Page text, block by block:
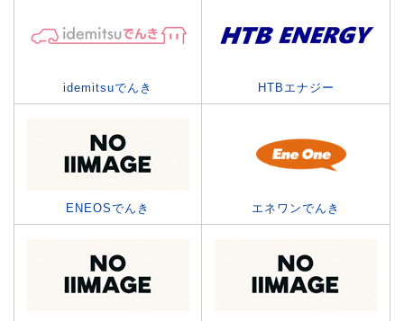
idemitsuでんき HTBエナジー
ENEOSでんき エネワンでんき